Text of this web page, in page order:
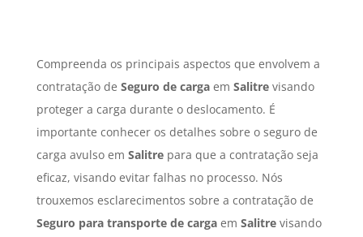
Compreenda os principais aspectos que envolvem a
contratação de Seguro de cargaem Salitrevisando
proteger a carga durante o deslocamento. É
importante conhecer os detalhes sobre o seguro de
carga avulso em Salitrepara que a contratação seja
eficaz, visando evitar falhas no processo. Nós
trouxemos esclarecimentos sobre a contratação de
Seguro para transporte de cargaem Salitrevisando